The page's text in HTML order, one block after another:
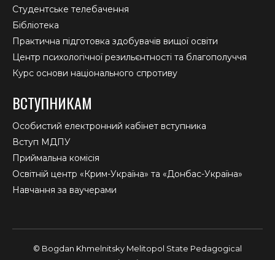
Студентське телебачення
Бібліотека
Практична підготовка здобувачів вищої освіти
Центр психологічної резильєнтності та благополуччя
Курс основи національного спротиву
ВСТУПНИКАМ
Особистий електронний кабінет вступника
Вступ МДПУ
Приймальна комісія
Освітній центр «Крим-Україна» та «Донбас-Україна»
Навчання за ваучерами
© Bogdan Khmelnitsky Melitopol State Pedagogical